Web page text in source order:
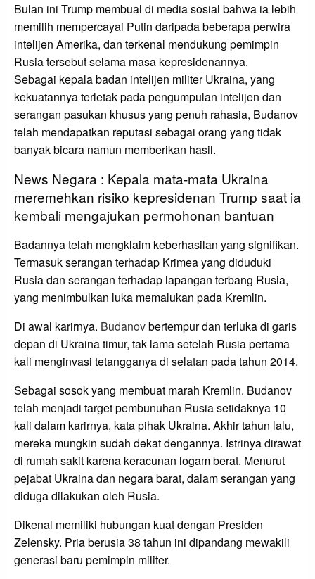
Bulan ini Trump membual di media sosial bahwa ia lebih
memilih mempercayai Putin daripada beberapa perwira
intelijen Amerika, dan terkenal mendukung pemimpin
Rusia tersebut selama masa kepresidenannya.
Sebagai kepala badan intelijen militer Ukraina, yang
kekuatannya terletak pada pengumpulan intelijen dan
serangan pasukan khusus yang penuh rahasia, Budanov
telah mendapatkan reputasi sebagai orang yang tidak
banyak bicara namun memberikan hasil.
News Negara : Kepala mata-mata Ukraina
meremehkan risiko kepresidenan Trump saat ia
kembali mengajukan permohonan bantuan
Badannya telah mengklaim keberhasilan yang signifikan.
Termasuk serangan terhadap Krimea yang diduduki
Rusia dan serangan terhadap lapangan terbang Rusia,
yang menimbulkan luka memalukan pada Kremlin.
Di awal karirnya. Budanovbertempur dan terluka di garis
depan di Ukraina timur, tak lama setelah Rusia pertama
kali menginvasi tetangganya di selatan pada tahun 2014.
Sebagai sosok yang membuat marah Kremlin. Budanov
telah menjadi target pembunuhan Rusia setidaknya 10
kali dalam karirnya, kata pihak Ukraina. Akhir tahun lalu,
mereka mungkin sudah dekat dengannya. Istrinya dirawat
di rumah sakit karena keracunan logam berat. Menurut
pejabat Ukraina dan negara barat, dalam serangan yang
diduga dilakukan oleh Rusia.
Dikenal memiliki hubungan kuat dengan Presiden
Zelensky. Pria berusia 38 tahun ini dipandang mewakili
generasi baru pemimpin militer.